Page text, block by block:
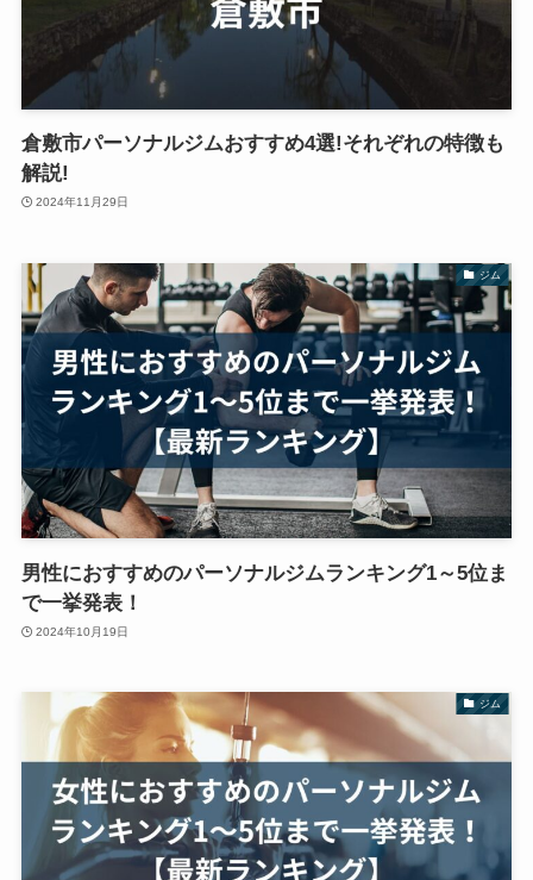
倉敷市パーソナルジムおすすめ4選!それぞれの特徴も
解説!
2024年11月29日
ジム
男性におすすめのパーソナルジムランキング1～5位ま
で一挙発表！
2024年10月19日
ジム